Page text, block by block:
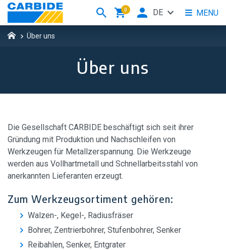
Über uns
Über uns
Die Gesellschaft CARBIDE beschäftigt sich seit ihrer
Gründung mit Produktion und Nachschleifen von
Werkzeugen für Metallzerspannung. Die Werkzeuge
werden aus Vollhartmetall und Schnellarbeitsstahl von
anerkannten Lieferanten erzeugt.
Zum Werkzeugsortiment gehören:
Walzen-, Kegel-, Radiusfräser
Bohrer, Zentrierbohrer, Stufenbohrer, Senker
Reibahlen, Senker, Entgrater
0 MENU
DE